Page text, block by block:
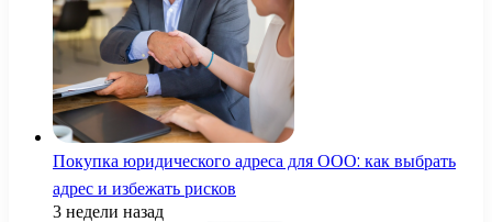
Покупка юридического адреса для ООО: как выбрать
адрес и избежать рисков
3 недели назад